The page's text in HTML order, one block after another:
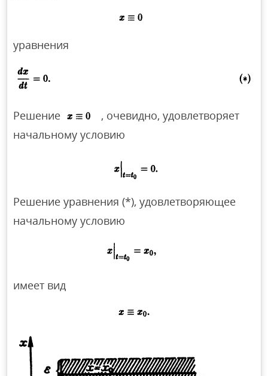
уравнения
Решение
, очевидно, удовлетворяет
начальному условию
Решение уравнения (*), удовлетворяющее
начальному условию
имеет вид